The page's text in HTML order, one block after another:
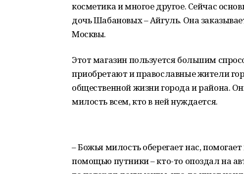
косметика и многое другое. Сейчас
дочь Шабановых – Айгуль. Она
Москвы.
Этот магазин пользуется большим
приобретают и православные жители
общественной жизни города и района.
милость всем, кто в ней нуждается.
– Божья милость оберегает нас,
помощью путники – кто-то опоздал на